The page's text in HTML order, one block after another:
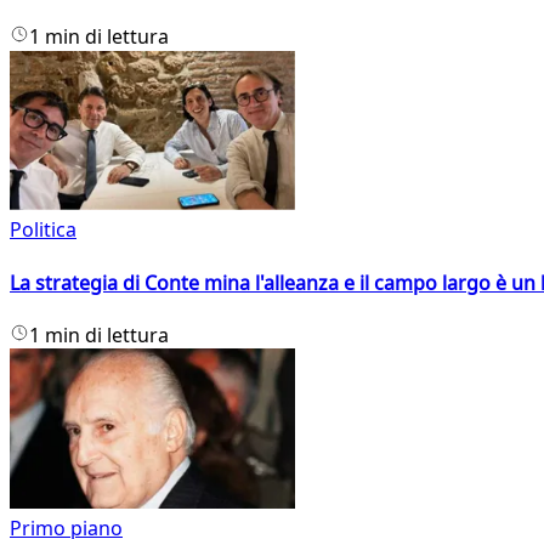
1 min di lettura
Politica
La strategia di Conte mina l'alleanza e il campo largo è
1 min di lettura
Primo piano